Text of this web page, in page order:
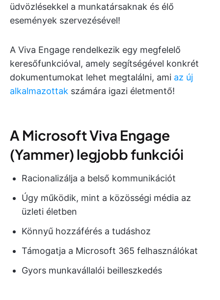
üdvözlésekkel a munkatársaknak és élő
események szervezésével!
A Viva Engage rendelkezik egy megfelelő
keresőfunkcióval, amely segítségével konkrét
dokumentumokat lehet megtalálni, ami az új
alkalmazottak számára igazi életmentő!
A Microsoft Viva Engage
(Yammer) legjobb funkciói
Racionalizálja a belső kommunikációt
Úgy működik, mint a közösségi média az
üzleti életben
Könnyű hozzáférés a tudáshoz
Támogatja a Microsoft 365 felhasználókat
Gyors munkavállalói beilleszkedés